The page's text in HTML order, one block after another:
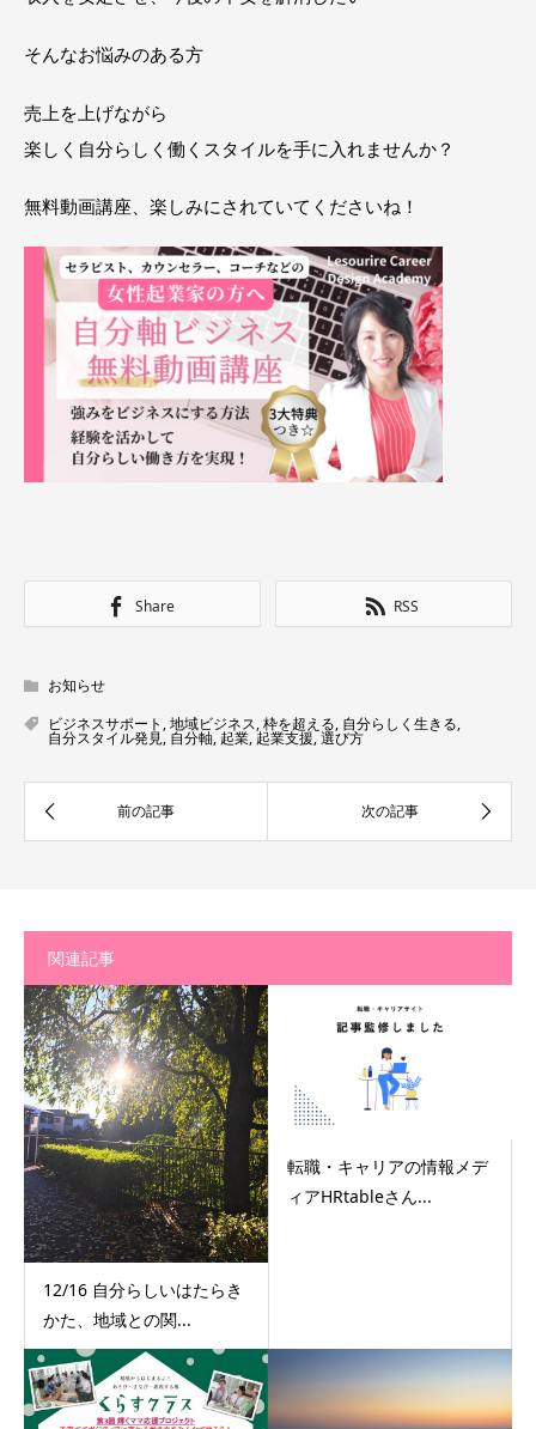
そんなお悩みのある方
売上を上げながら
楽しく自分らしく働くスタイルを手に入れませんか？
無料動画講座、楽しみにされていてくださいね！
Share RSS
お知らせ
ビジネスサポート ,地域ビジネス,枠を超える, 自分らしく生きる,
自分スタイル発見, 自分軸, 起業,起業支援,選び方
関連記事
12/16 自分らしいはたらき
かた、地域との関...
転職・キャリアの情報メデ
ィアHRtableさん...